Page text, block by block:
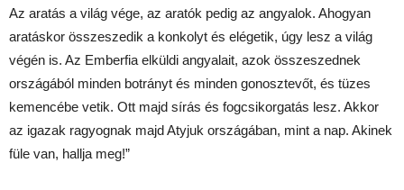
Az aratás a világ vége, az aratók pedig az angyalok. Ahogyan
aratáskor összeszedik a konkolyt és elégetik, úgy lesz a világ
végén is. Az Emberfia elküldi angyalait, azok összeszednek
országából minden botrányt és minden gonosztevőt, és tüzes
kemencébe vetik. Ott majd sírás és fogcsikorgatás lesz. Akkor
az igazak ragyognak majd Atyjuk országában, mint a nap. Akinek
füle van, hallja meg!”